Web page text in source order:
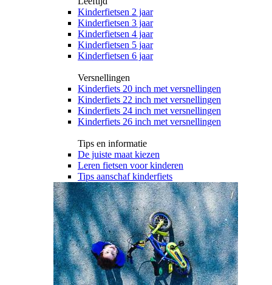
Kinderfietsen 2 jaar
Kinderfietsen 3 jaar
Kinderfietsen 4 jaar
Kinderfietsen 5 jaar
Kinderfietsen 6 jaar
Versnellingen
Kinderfiets 20 inch met versnellingen
Kinderfiets 22 inch met versnellingen
Kinderfiets 24 inch met versnellingen
Kinderfiets 26 inch met versnellingen
Tips en informatie
De juiste maat kiezen
Leren fietsen voor kinderen
Tips aanschaf kinderfiets